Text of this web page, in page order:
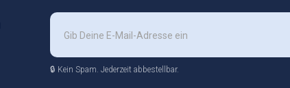
🔒 Kein Spam. Jederzeit abbestellbar.